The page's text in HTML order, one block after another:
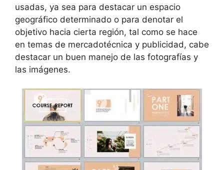
usadas, ya sea para destacar un espacio
geográfico determinado o para denotar el
objetivo hacia cierta región, tal como se hace
en temas de mercadotécnica y publicidad, cabe
destacar un buen manejo de las fotografías y
las imágenes.